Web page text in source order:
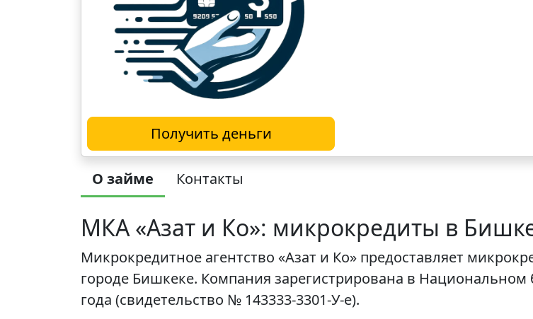
Получить деньги
О займе Контакты
МКА «Азат и Ко»: микрокредиты в
Микрокредитное агентство «Азат и Ко» предоставляет
городе Бишкеке. Компания зарегистрирована в Национальном
года (свидетельство № 143333-3301-У-е).